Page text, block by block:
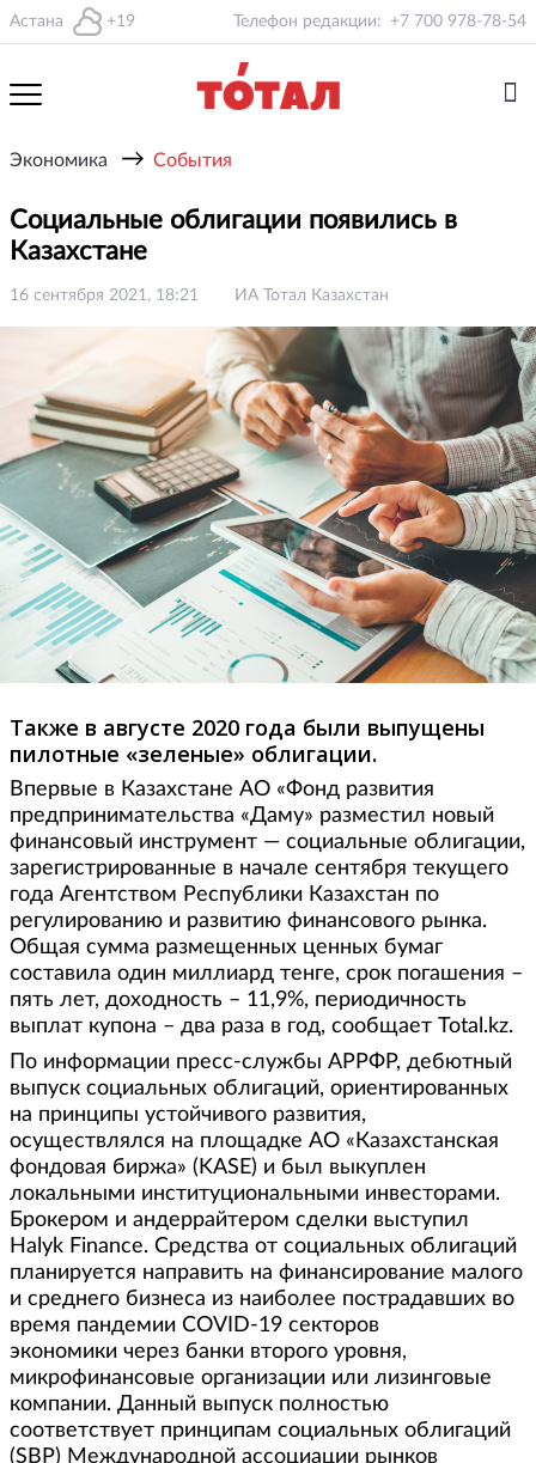
Астана +19 Телефон редакции: +7 700 978-78-54
Экономика → События
Социальные облигации появились в
Казахстане
16 сентября 2021, 18:21 ИА Тотал Казахстан
Также в августе 2020 года были выпущены
пилотные «зеленые» облигации.
Впервые в Казахстане АО «Фонд развития
предпринимательства «Даму» разместил новый
финансовый инструмент — социальные облигации,
зарегистрированные в начале сентября текущего
года Агентством Республики Казахстан по
регулированию и развитию финансового рынка.
Общая сумма размещенных ценных бумаг
составила один миллиард тенге, срок погашения –
пять лет, доходность – 11,9%, периодичность
выплат купона – два раза в год, сообщает Total.kz.
По информации пресс-службы АРРФР, дебютный
выпуск социальных облигаций, ориентированных
на принципы устойчивого развития,
осуществлялся на площадке АО «Казахстанская
фондовая биржа» (KASE) и был выкуплен
локальными институциональными инвесторами.
Брокером и андеррайтером сделки выступил
Halyk Finance. Средства от социальных облигаций
планируется направить на финансирование малого
и среднего бизнеса из наиболее пострадавших во
время пандемии COVID-19 секторов
экономики через банки второго уровня,
микрофинансовые организации или лизинговые
компании. Данный выпуск полностью
соответствует принципам социальных облигаций
(SBP) Международной ассоциации рынков